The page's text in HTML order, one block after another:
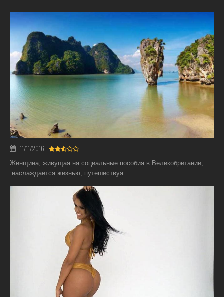
11/11/2016
Женщина, живущая на социальные пособия в Великобритании,
наслаждается жизнью, путешествуя…